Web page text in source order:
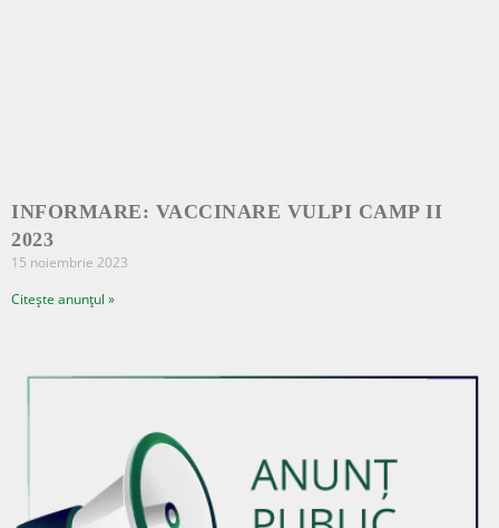
INFORMARE: VACCINARE VULPI CAMP II
2023
15 noiembrie 2023
Citește anunțul »